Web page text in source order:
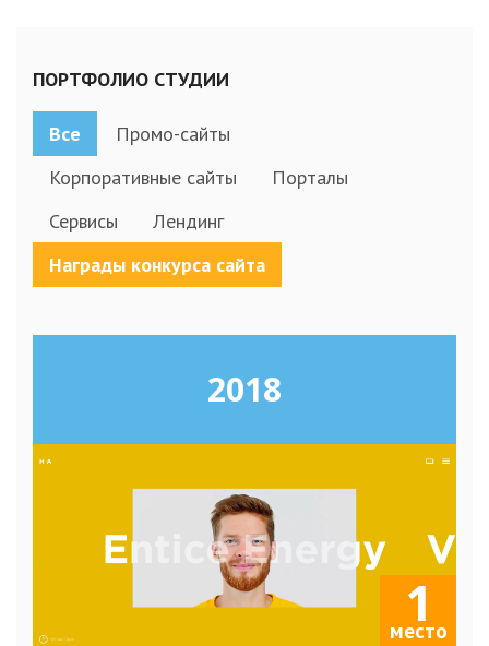
ПОРТФОЛИО СТУДИИ
Все
Промо-сайты
Корпоративные сайты
Порталы
Сервисы
Лендинг
Награды конкурса сайта
2018
1
место